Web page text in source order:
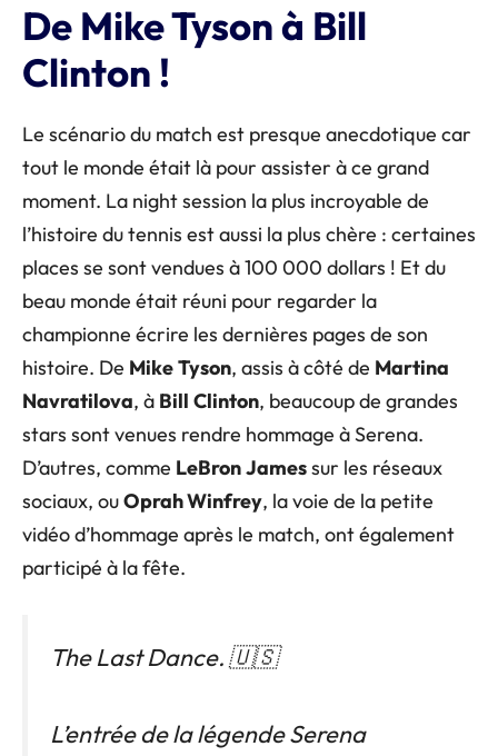
De Mike Tyson à Bill
Clinton !
Le scénario du match est presque anecdotique car
tout le monde était là pour assister à ce grand
moment. La night session la plus incroyable de
l’histoire du tennis est aussi la plus chère : certaines
places se sont vendues à 100 000 dollars ! Et du
beau monde était réuni pour regarder la
championne écrire les dernières pages de son
histoire. De MikeTyson, assis à côté de Martina
Navratilova, à Bill Clinton, beaucoup de grandes
stars sont venues rendre hommage à Serena.
D’autres, comme LeBronJamessur les réseaux
sociaux, ouOprah Winfrey, la voie de la petite
vidéo d’hommage après le match, ont également
participé à la fête.
The Last Dance. 🇺🇸
L’entrée de la légende Serena